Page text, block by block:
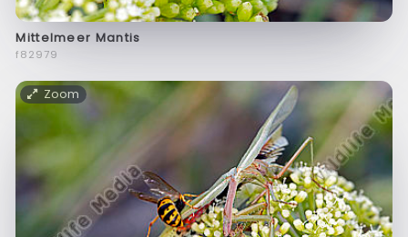
Mittelmeer Mantis
f82979
Zoom